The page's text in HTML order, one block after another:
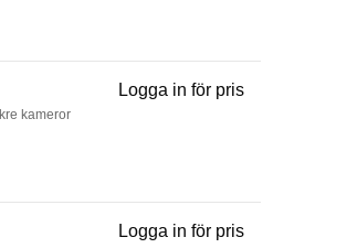
kameror
Logga in för pris
Logga in för pris